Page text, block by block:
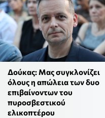
Δούκας: Μας συγκλονίζει
όλους η απώλεια των δυο
επιβαίνοντων του
πυροσβεστικού
ελικοπτέρου